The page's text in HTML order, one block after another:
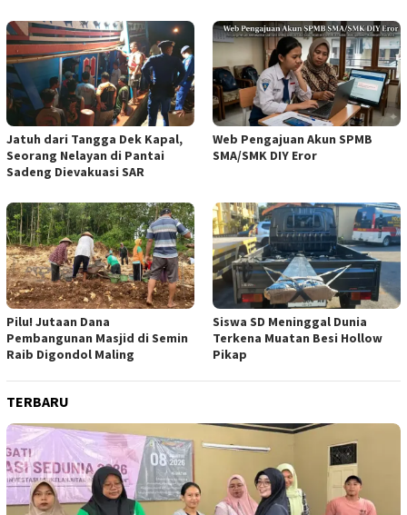
Jatuh dari Tangga Dek Kapal,
Seorang Nelayan di Pantai
Sadeng Dievakuasi SAR
Web Pengajuan Akun SPMB
SMA/SMK DIY Eror
Pilu! Jutaan Dana
Pembangunan Masjid di Semin
Raib Digondol Maling
Siswa SD Meninggal Dunia
Terkena Muatan Besi Hollow
Pikap
TERBARU